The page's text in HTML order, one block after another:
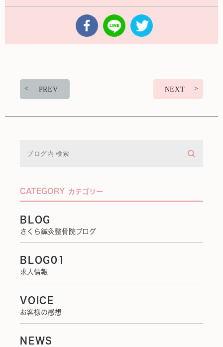
PREV NEXT
CATEGORY カテゴリー
BLOG
さくら鍼灸整骨院ブログ
BLOG01
求人情報
VOICE
お客様の感想
NEWS